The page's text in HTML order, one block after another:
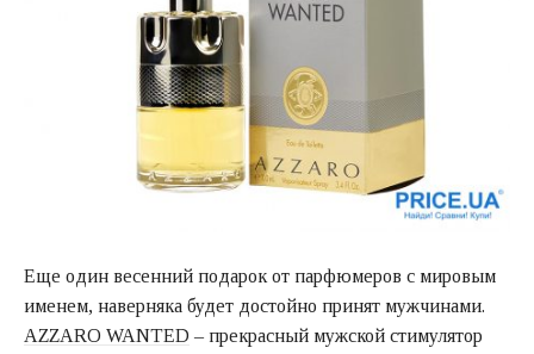
Еще один весенний подарок от парфюмеров с мировым
именем, наверняка будет достойно принят мужчинами.
AZZARO WANTED – прекрасный мужской стимулятор